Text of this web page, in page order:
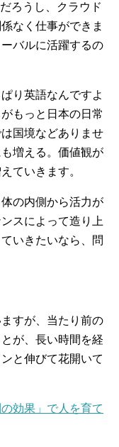
ろうし、クラウド
なく仕事ができま
バルに活躍するの
り英語なんですよ
もっと日本の日常
国境などありませ
増える。価値観が
ていきます。
の内側から活力が
スによって造り上
いきたいなら、問
すが、当たり前の
が、長い時間を経
と伸びて花開いて
効果」で人を育て